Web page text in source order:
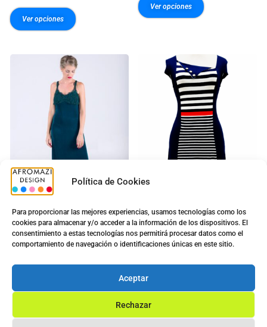
Política de Cookies
Para proporcionar las mejores experiencias, usamos tecnologías como los
cookies para almacenar y/o acceder a la información de los dispositivos. El
consentimiento a estas tecnologías nos permitirá procesar datos como el
comportamiento de navegación o identificaciones únicas en este sitio.
Aceptar
Rechazar
Ver opciones
Ver opciones
Vestido Bordado Largo
con Copa
Vestido Viena N5004
14.30€ 5.00€